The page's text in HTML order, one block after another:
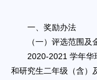
一、奖励办法
（一）评选范围及
2020-2021 学年华瑞
和研究生二年级（含）